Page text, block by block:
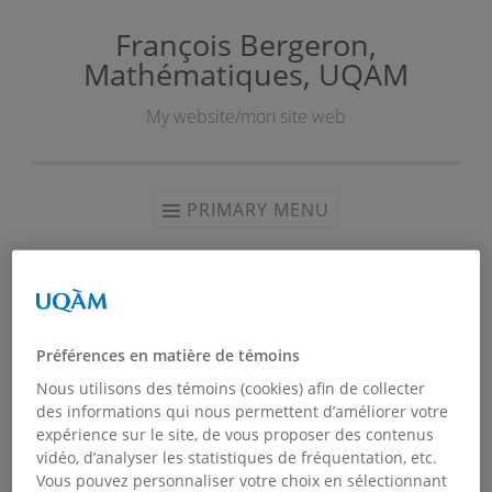
François Bergeron,
Mathématiques, UQAM
My website/mon site web
PRIMARY MENU
Comités récents
Préférences en matière de témoins
Nous utilisons des témoins (cookies) afin de collecter
des informations qui nous permettent d’améliorer votre
expérience sur le site, de vous proposer des contenus
vidéo, d’analyser les statistiques de fréquentation, etc.
Vous pouvez personnaliser votre choix en sélectionnant